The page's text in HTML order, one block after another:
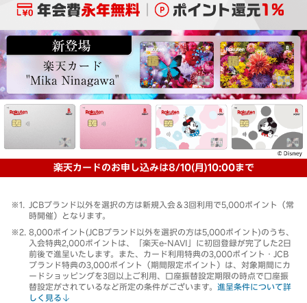
楽天カードのお申し込みは8/10(月)10:00まで
JCBブランド以外を選択の方は新規入会＆3回利用で5,000ポイント（常
時開催）となります。
8,000ポイント(JCBブランド以外を選択の方は5,000ポイント)のうち、
入会特典2,000ポイントは、「楽天e-NAVI」に初回登録が完了した2日
前後で進呈いたします。また、カード利用特典の3,000ポイント・JCB
ブランド特典の3,000ポイント（期間限定ポイント）は、対象期間にカ
ードショッピングを3回以上ご利用、口座振替設定期限の時点で口座振
替設定がされているなど所定の条件がございます。 進呈条件について詳
しく見る